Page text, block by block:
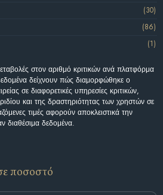
(30)
(86)
(1)
στον αριθμό κριτικών ανά πλατφόρμα
δείχνουν πώς διαμορφώθηκε ο
σε διαφορετικές υπηρεσίες κριτικών,
και της δραστηριότητας των χρηστών σε
τιμές αφορούν αποκλειστικά την
διαθέσιμα δεδομένα.
ποσοστό